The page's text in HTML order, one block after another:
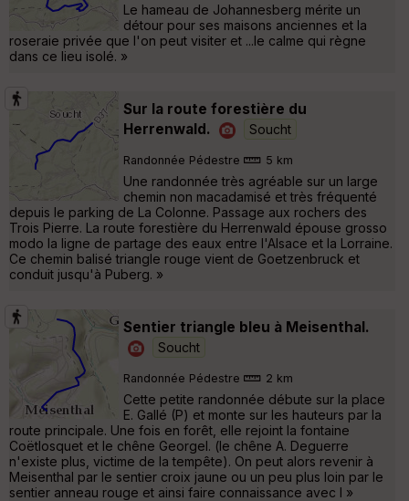
Le hameau de Johannesberg mérite un
détour pour ses maisons anciennes et la
roseraie privée que l'on peut visiter et ...le calme qui règne
dans ce lieu isolé. »
Sur la route forestière du
Herrenwald.
Soucht
Randonnée Pédestre 5 km
Une randonnée très agréable sur un large
chemin non macadamisé et très fréquenté
depuis le parking de La Colonne. Passage aux rochers des
Trois Pierre. La route forestière du Herrenwald épouse grosso
modo la ligne de partage des eaux entre l'Alsace et la Lorraine.
Ce chemin balisé triangle rouge vient de Goetzenbruck et
conduit jusqu'à Puberg. »
Sentier triangle bleu à Meisenthal.
Soucht
Randonnée Pédestre 2 km
Cette petite randonnée débute sur la place
E. Gallé (P) et monte sur les hauteurs par la
route principale. Une fois en forêt, elle rejoint la fontaine
Coëtlosquet et le chêne Georgel. (le chêne A. Deguerre
n'existe plus, victime de la tempête). On peut alors revenir à
Meisenthal par le sentier croix jaune ou un peu plus loin par le
sentier anneau rouge et ainsi faire connaissance avec l »